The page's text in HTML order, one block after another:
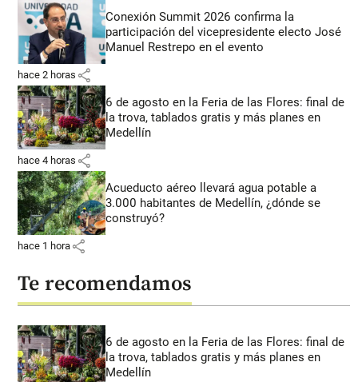
Conexión Summit 2026 confirma la
participación del vicepresidente electo José
Manuel Restrepo en el evento
hace 2 horas share
6 de agosto en la Feria de las Flores: final de
la trova, tablados gratis y más planes en
Medellín
hace 4 horas share
Acueducto aéreo llevará agua potable a
3.000 habitantes de Medellín, ¿dónde se
construyó?
hace 1 hora share
Te recomendamos
6 de agosto en la Feria de las Flores: final de
la trova, tablados gratis y más planes en
Medellín